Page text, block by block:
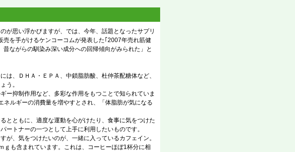
思い浮かびますが、では、今年、話題となったサプリ
を手がけるケンコーコムが発表した｢2007年売れ筋健
ながらの馴染み深い成分への回帰傾向がみられた」と
、ＤＨＡ・ＥＰＡ、中鎖脂肪酸、杜仲茶配糖体など、
う。
抑制作用など、多彩な作用をもつことで知られていま
ルギーの消費量を増やすとされ、「体脂肪が気になる
とともに、適度な運動を心がけたり、食事に気をつけた
ートナーの一つとして上手に利用したいものです。
、気をつけたいのが、一緒に入っているカフェイン。
ｇも含まれています。これは、コーヒーほぼ1杯分に相